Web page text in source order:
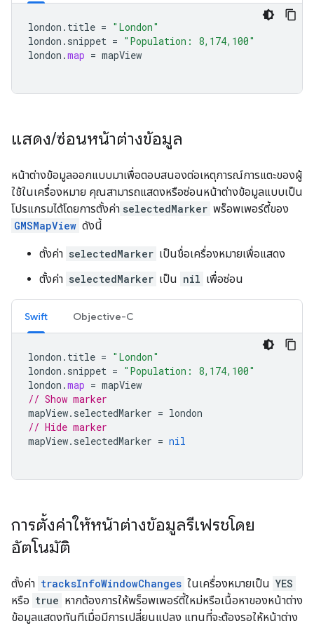
london . title = "London"
london . snippet = "Population: 8,174,100"
london .map = mapView
แสดง/ซ่อนหน้าต่างข้อมูล
หน้าต่างข้อมูลออกแบบมาเพื่อตอบสนองต่อเหตุการณ์การแตะของผู้
ใช้ในเครื่องหมาย คุณสามารถแสดงหรือซ่อนหน้าต่างข้อมูลแบบเป็น
โปรแกรมได้โดยการตั้งค่า selectedMarker พร็อพเพอร์ตี้ของ
GMSMapView ดังนี้
ตั้งค่า selectedMarker เป็นชื่อเครื่องหมายเพื่อแสดง
ตั้งค่า selectedMarker เป็น nil เพื่อซ่อน
Swift Objective-C
london . title = "London"
london . snippet = "Population: 8,174,100"
london .map = mapView
// Show marker
mapView. selectedMarker = london
// Hide marker
mapView. selectedMarker = nil
การตั้งค่าให้หน้าต่างข้อมูลรีเฟรชโดย
อัตโนมัติ
ตั้งค่า tracksInfoWindowChanges ในเครื่องหมายเป็น YES
หรือ true หากต้องการให้พร็อพเพอร์ตี้ใหม่หรือเนื้อหาของหน้าต่าง
ข้อมูลแสดงทันทีเมื่อมีการเปลี่ยนแปลง แทนที่จะต้องรอให้หน้าต่าง